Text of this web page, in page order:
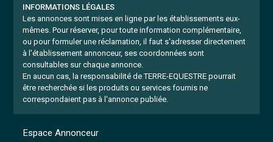
INFORMATIONS LÉGALES
Les annonces sont mises en ligne par les établissements eux-
mêmes. Pour réserver, pour toute information complémentaire,
ou pour formuler une réclamation, il faut s'adresser directement
à l'établissement annonceur, ses coordonnées sont
consultables sur chaque annonce.
En aucun cas, la responsabilité de TERRE-EQUESTRE pourrait
être recherchée si les produits ou services fournis ne
correspondaient pas à l'annonce publiée.
Espace Annonceur